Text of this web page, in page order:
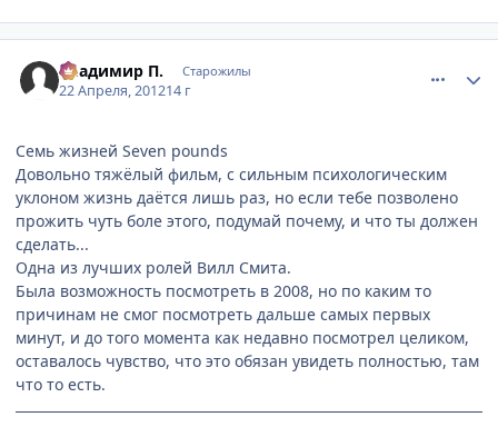
Владимир П. Старожилы
22 Апреля, 201214 г
Семь жизней Seven pounds
Довольно тяжёлый фильм, с сильным психологическим
уклоном жизнь даётся лишь раз, но если тебе позволено
прожить чуть боле этого, подумай почему, и что ты должен
сделать...
Одна из лучших ролей Вилл Смита.
Была возможность посмотреть в 2008, но по каким то
причинам не смог посмотреть дальше самых первых
минут, и до того момента как недавно посмотрел целиком,
оставалось чувство, что это обязан увидеть полностью, там
что то есть.